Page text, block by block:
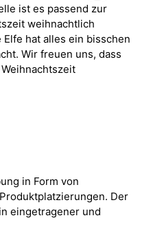
ist es passend zur
weihnachtlich
hat alles ein bisschen
Wir freuen uns, dass
in Form von
Der
eingetragener und